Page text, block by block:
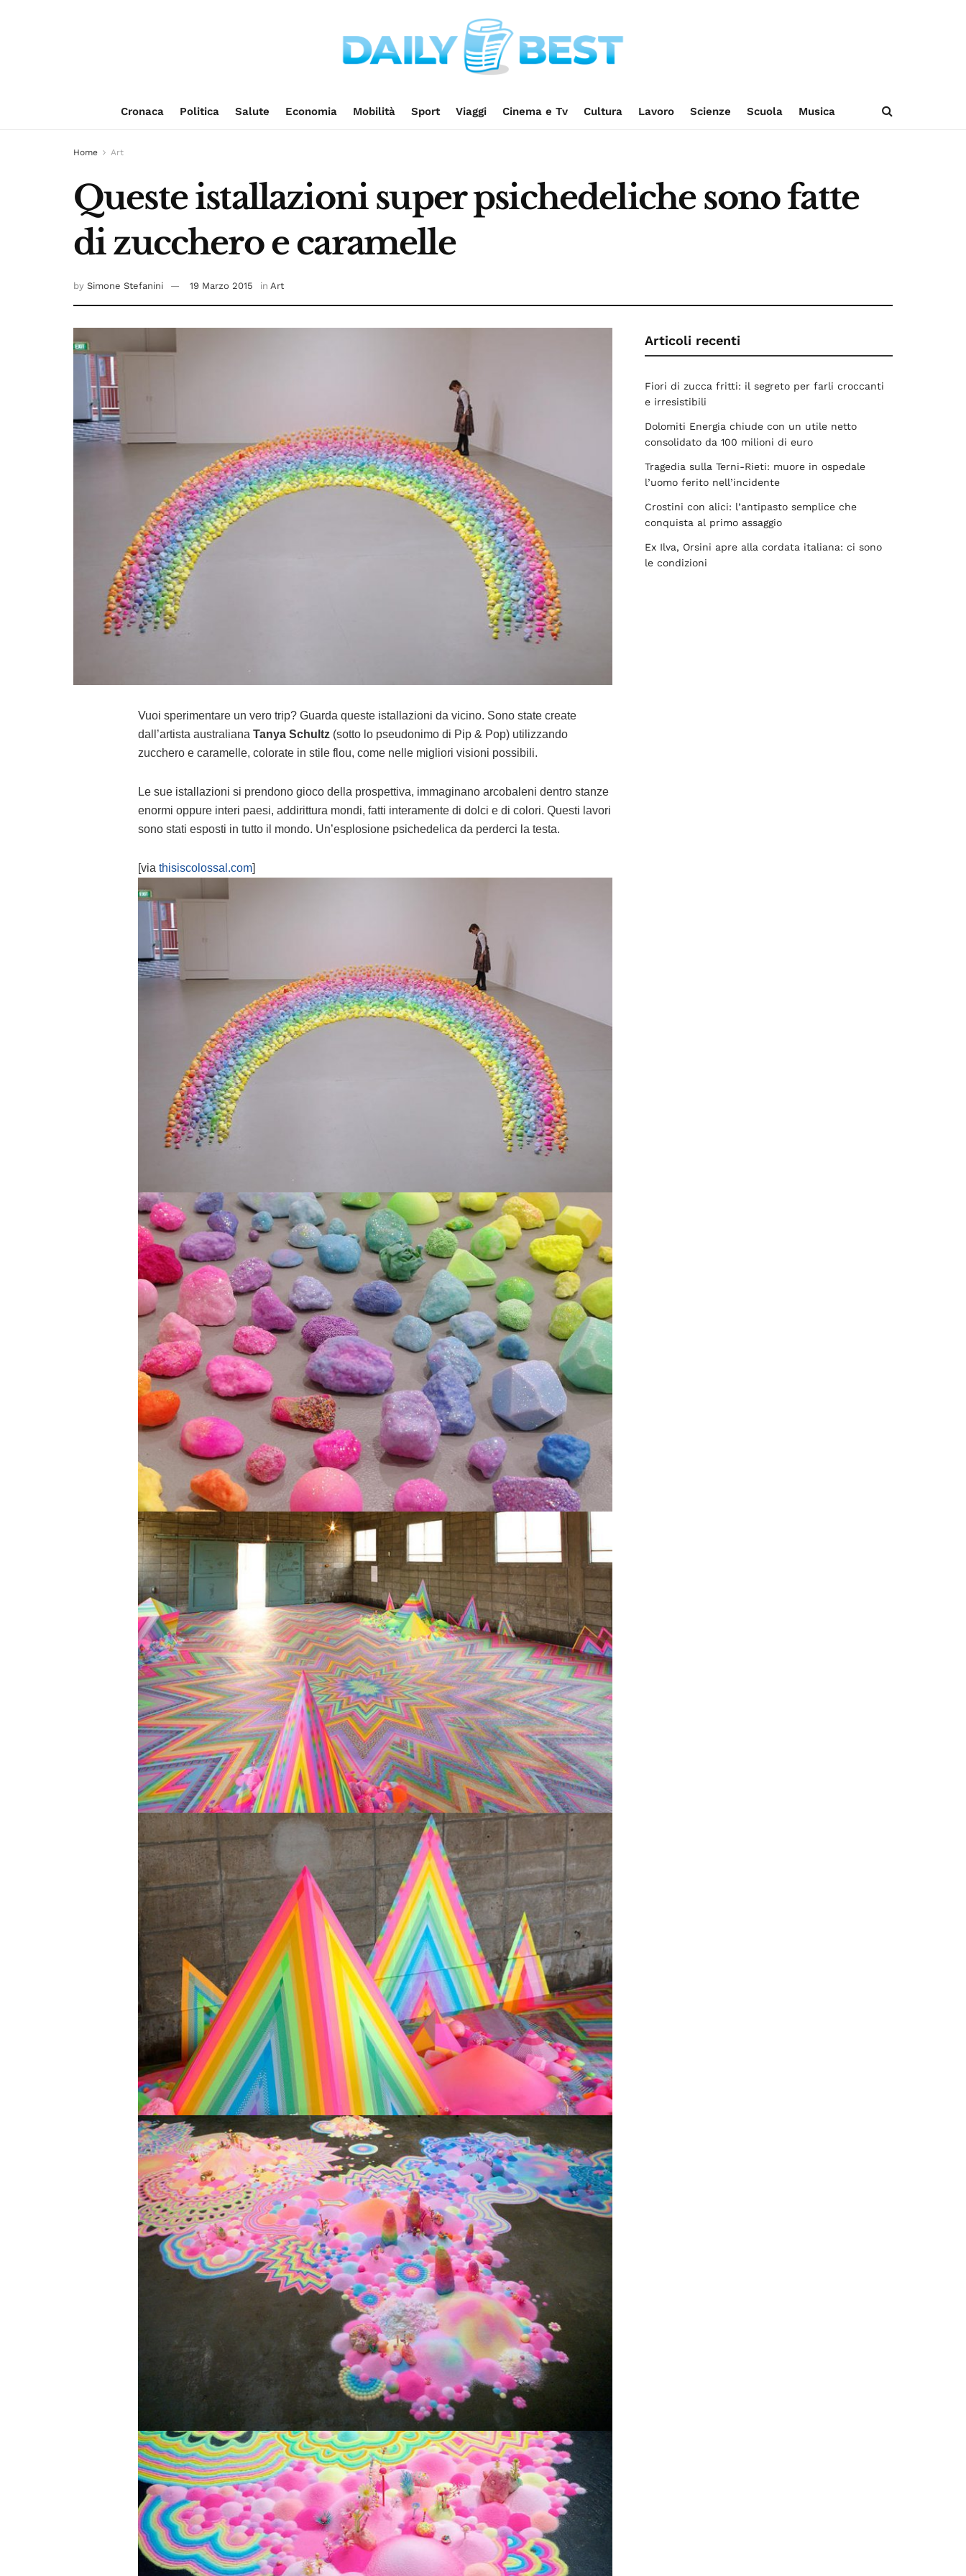
Cronaca Politica Salute Economia Mobilità Sport Viaggi Cinema e Tv Cultura Lavoro Scienze Scuola Musica
Home Art
Queste istallazioni super psichedeliche sono fatte
di zucchero e caramelle
by Simone Stefanini 19 Marzo 2015 in Art
Vuoi sperimentare un vero trip? Guarda queste istallazioni da vicino. Sono state create
dall’artista australiana Tanya Schultz (sotto lo pseudonimo di Pip & Pop) utilizzando
zucchero e caramelle, colorate in stile flou, come nelle migliori visioni possibili.
Le sue istallazioni si prendono gioco della prospettiva, immaginano arcobaleni dentro stanze
enormi oppure interi paesi, addirittura mondi, fatti interamente di dolci e di colori. Questi lavori
sono stati esposti in tutto il mondo. Un’esplosione psichedelica da perderci la testa.
[via thisiscolossal.com]
Articoli recenti
Fiori di zucca fritti: il segreto per farli croccanti
e irresistibili
Dolomiti Energia chiude con un utile netto
consolidato da 100 milioni di euro
Tragedia sulla Terni-Rieti: muore in ospedale
l’uomo ferito nell’incidente
Crostini con alici: l’antipasto semplice che
conquista al primo assaggio
Ex Ilva, Orsini apre alla cordata italiana: ci sono
le condizioni